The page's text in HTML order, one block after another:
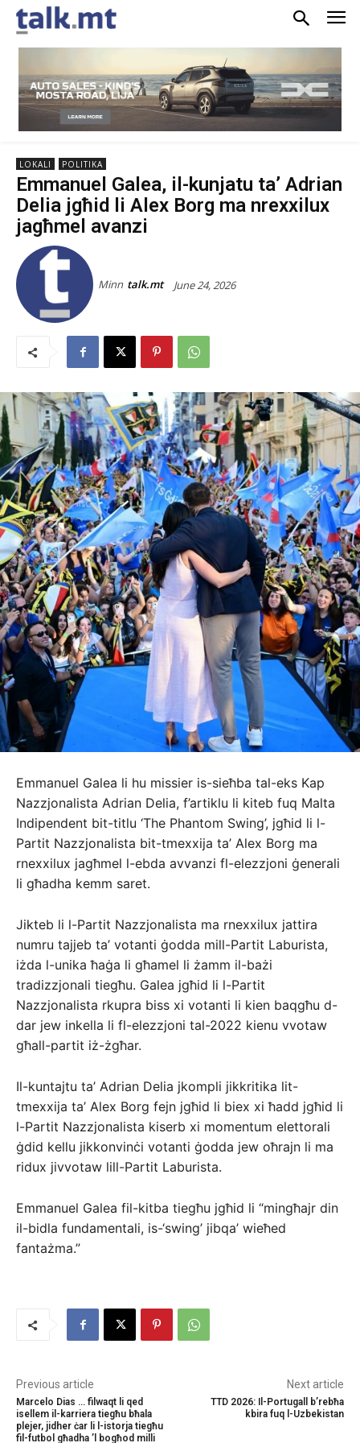
LOKALI POLITIKA
Emmanuel Galea, il-kunjatu ta’ Adrian
Delia jgħid li Alex Borg ma nrexxilux
jagħmel avanzi
Minn talk.mt June 24, 2026
Emmanuel Galea li hu missier is-sieħba tal-eks Kap
Nazzjonalista Adrian Delia, f’artiklu li kiteb fuq Malta
Indipendent bit-titlu ‘The Phantom Swing’, jgħid li l-
Partit Nazzjonalista bit-tmexxija ta’ Alex Borg ma
rnexxilux jagħmel l-ebda avvanzi fl-elezzjoni ġenerali
li għadha kemm saret.
Jikteb li l-Partit Nazzjonalista ma rnexxilux jattira
numru tajjeb ta’ votanti ġodda mill-Partit Laburista,
iżda l-unika ħaġa li għamel li żamm il-bażi
tradizzjonali tiegħu. Galea jgħid li l-Partit
Nazzjonalista rkupra biss xi votanti li kien baqgħu d-
dar jew inkella li fl-elezzjoni tal-2022 kienu vvotaw
għall-partit iż-żgħar.
Il-kuntajtu ta’ Adrian Delia jkompli jikkritika lit-
tmexxija ta’ Alex Borg fejn jgħid li biex xi ħadd jgħid li
l-Partit Nazzjonalista kiserb xi momentum elettorali
ġdid kellu jikkonvinċi votanti ġodda jew oħrajn li ma
ridux jivvotaw lill-Partit Laburista.
Emmanuel Galea fil-kitba tiegħu jgħid li “mingħajr din
il-bidla fundamentali, is-‘swing’ jibqa’ wieħed
fantażma.”
Previous article
Marcelo Dias … filwaqt li qed
isellem il-karriera tiegħu bħala
plejer, jidher ċar li l-istorja tiegħu
fil-futbol għadha ’l bogħod milli
Next article
TTD 2026: Il-Portugall b’rebħa
kbira fuq l-Uzbekistan